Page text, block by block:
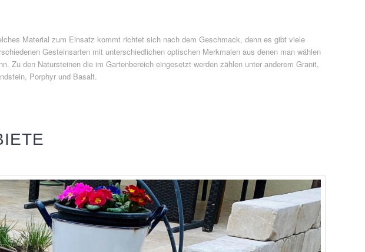
Material zum Einsatz kommt richtet sich nach dem Geschmack, denn es gibt viele
Gesteinsarten mit unterschiedlichen optischen Merkmalen aus denen man wählen
Zu den Natursteinen die im Gartenbereich eingesetzt werden zählen unter anderem Granit,
Porphyr und Basalt.